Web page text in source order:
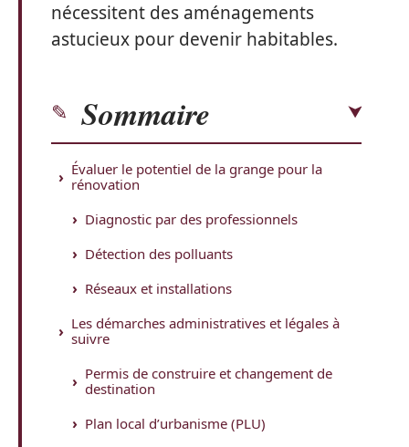
nécessitent des aménagements
astucieux pour devenir habitables.
Sommaire
Évaluer le potentiel de la grange pour la
rénovation
Diagnostic par des professionnels
Détection des polluants
Réseaux et installations
Les démarches administratives et légales à
suivre
Permis de construire et changement de
destination
Plan local d’urbanisme (PLU)